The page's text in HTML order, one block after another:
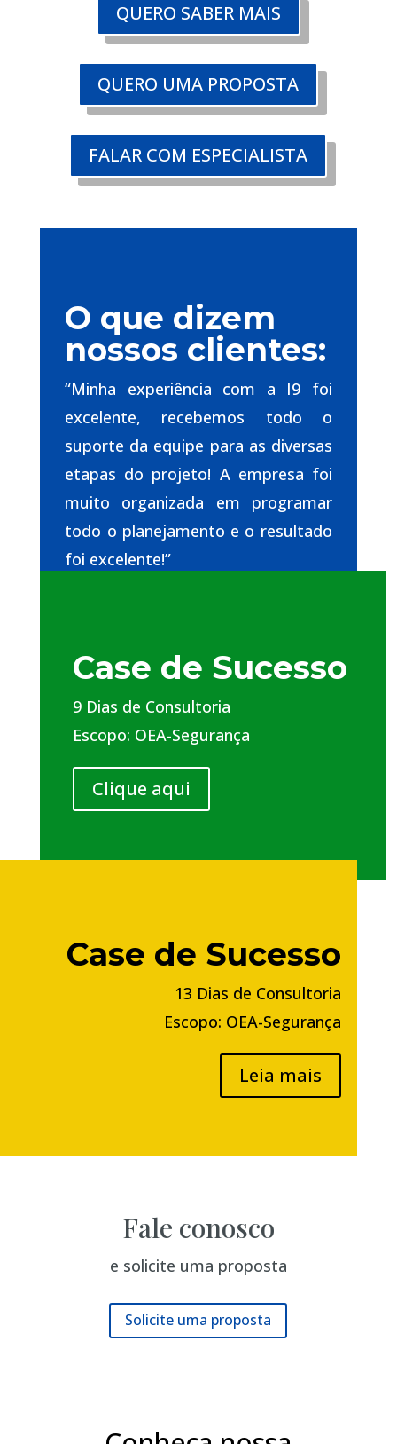
QUERO SABER MAIS
QUERO UMA PROPOSTA
FALAR COM ESPECIALISTA
O que dizem
nossos clientes:
“Minha experiência com a I9 foi
excelente, recebemos todo o
suporte da equipe para as diversas
etapas do projeto! A empresa foi
muito organizada em programar
todo o planejamento e o resultado
foi excelente!”
Case de Sucesso
9 Dias de Consultoria
Escopo: OEA-Segurança
Clique aqui
Case de Sucesso
13 Dias de Consultoria
Escopo: OEA-Segurança
Leia mais
Fale conosco
e solicite uma proposta
Solicite uma proposta